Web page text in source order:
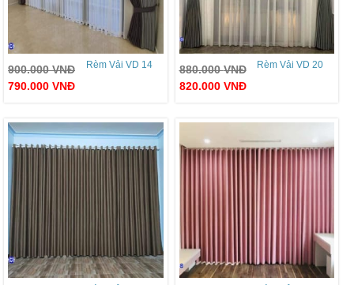
Rèm Vải VD 14
900.000VNĐ
790.000 VNĐ
Rèm Vải VD 20
880.000VNĐ
820.000 VNĐ